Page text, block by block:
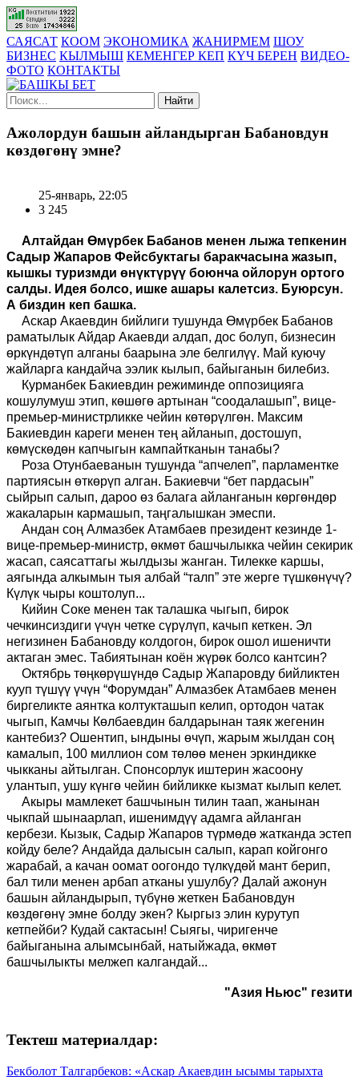
САЯСАТ КООМ ЭКОНОМИКА ЖАНИРМЕМ ШОУ
БИЗНЕС КЫЛМЫШ КЕМЕНГЕР КЕП КҮЧ БЕРЕН ВИДЕО-
ФОТО КОНТАКТЫ
Найти
Ажолордун башын айландырган Бабановдун
көздөгөнү эмне?
25-январь, 22:05
3 245
Алтайдан Өмүрбек Бабанов менен лыжа тепкенин
Садыр Жапаров Фейсбуктагы баракчасына жазып,
кышкы туризмди өнүктүрүү боюнча ойлорун ортого
салды. Идея болсо, ишке ашары калетсиз. Буюрсун.
А биздин кеп башка.
Аскар Акаевдин бийлиги тушунда Өмүрбек Бабанов
раматылык Айдар Акаевди алдап, дос болуп, бизнесин
өркүндөтүп алганы баарына эле белгилүү. Май куючу
жайларга кандайча ээлик кылып, байыганын билебиз.
Курманбек Бакиевдин режиминде оппозицияга
кошулумуш этип, көшөгө артынан “соодалашып”, вице-
премьер-министрликке чейин көтөрүлгөн. Максим
Бакиевдин кареги менен тең айланып, достошуп,
көмүскөдөн капчыгын кампайтканын танабы?
Роза Отунбаеванын тушунда “апчелеп”, парламентке
партиясын өткөрүп алган. Бакиевчи “бет пардасын”
сыйрып салып, дароо өз балага айланганын көргөндөр
жакаларын кармашып, таңгалышкан эмеспи.
Андан соң Алмазбек Атамбаев президент кезинде 1-
вице-премьер-министр, өкмөт башчылыкка чейин секирик
жасап, саясаттагы жылдызы жанган. Тилекке каршы,
аягында алкымын тыя албай “талп” эте жерге түшкөнүчү?
Күлүк чыры коштолуп...
Кийин Соке менен так талашка чыгып, бирок
чечкинсиздиги үчүн четке сүрүлүп, качып кеткен. Эл
негизинен Бабановду колдогон, бирок ошол ишеничти
актаган эмес. Табиятынан коён жүрөк болсо кантсин?
Октябрь төңкөрүшүндө Садыр Жапаровду бийликтен
кууп түшүү үчүн “Форумдан” Алмазбек Атамбаев менен
биргеликте аянтка колтукташып келип, ортодон чатак
чыгып, Камчы Көлбаевдин балдарынан таяк жегенин
кантебиз? Ошентип, ындыны өчүп, жарым жылдан соң
камалып, 100 миллион сом төлөө менен эркиндикке
чыкканы айтылган. Спонсорлук иштерин жасоону
улантып, ушу күнгө чейин бийликке кызмат кылып келет.
Акыры мамлекет башчынын тилин таап, жанынан
чыкпай шынаарлап, ишенимдүү адамга айланган
кербези. Кызык, Садыр Жапаров түрмөдө жатканда эстеп
койду беле? Андайда далысын салып, карап койгонго
жарабай, а качан оомат оогондо түлкүдөй мант берип,
бал тили менен арбап атканы ушулбу? Далай ажонун
башын айландырып, түбүнө жеткен Бабановдун
көздөгөнү эмне болду экен? Кыргыз элин курутуп
кетпейби? Кудай сактасын! Сыягы, чиригенче
байыганына алымсынбай, натыйжада, өкмөт
башчылыкты мелжеп калгандай...
"Азия Ньюс" гезити
Тектеш материалдар:
Бекболот Талгарбеков: «Аскар Акаевдин ысымы тарыхта